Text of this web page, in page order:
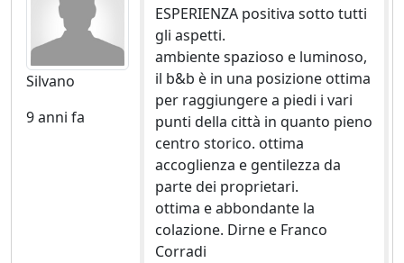
Silvano
9 anni fa
ESPERIENZA positiva sotto tutti
gli aspetti.
ambiente spazioso e luminoso,
il b&b è in una posizione ottima
per raggiungere a piedi i vari
punti della città in quanto pieno
centro storico. ottima
accoglienza e gentilezza da
parte dei proprietari.
ottima e abbondante la
colazione. Dirne e Franco
Corradi